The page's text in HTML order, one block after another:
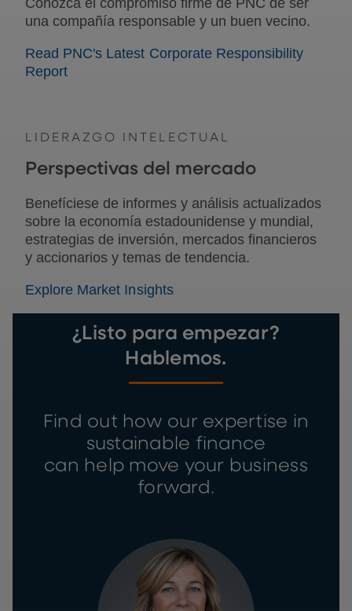
una compañía responsable y un buen vecino.
Read PNC's Latest Corporate Responsibility
Report
LIDERAZGO INTELECTUAL
Perspectivas del mercado
Benefíciese de informes y análisis actualizados
sobre la economía estadounidense y mundial,
estrategias de inversión, mercados financieros
y accionarios y temas de tendencia.
Explore Market Insights
¿Listo para empezar?
Hablemos.
Find out how our expertise in
sustainable finance
can help move your business
forward.